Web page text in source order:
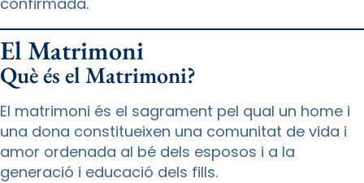
El Matrimoni
Què és el Matrimoni?
El matrimoni és el sagrament pel qual un home i
una dona constitueixen una comunitat de vida i
amor ordenada al bé dels esposos i a la
generació i educació dels fills.